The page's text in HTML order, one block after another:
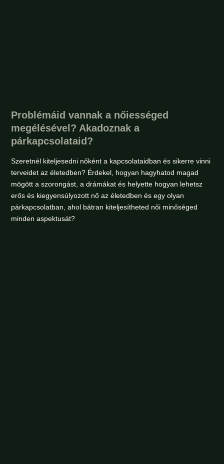
Problémáid vannak a nőiességed
megélésével? Akadoznak a
párkapcsolataid?
Szeretnél kiteljesedni nőként a kapcsolataidban és sikerre vinni
terveidet az életedben? Érdekel, hogyan hagyhatod magad
mögött a szorongást, a drámákat és helyette hogyan lehetsz
erős és kiegyensúlyozott nő az életedben és egy olyan
párkapcsolatban, ahol bátran kiteljesítheted női minőséged
minden aspektusát?